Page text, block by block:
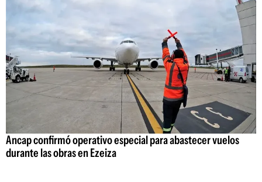
Ancap confirmó operativo especial para abastecer vuelos
durante las obras en Ezeiza